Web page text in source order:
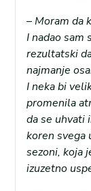
–Moram da
I nadao sam
rezultatski
najmanje
I neka bi
promenila
da se uhvati
koren svega
sezoni, koja
izuzetno